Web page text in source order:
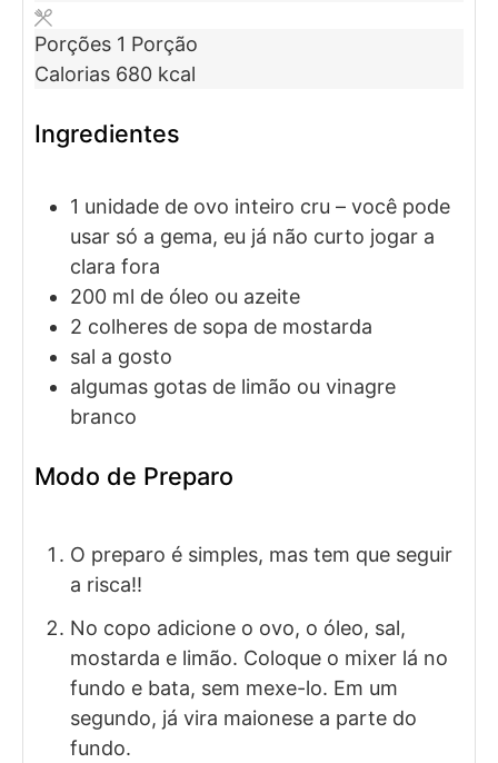
Porções 1 Porção
Calorias 680 kcal
Ingredientes
1 unidade de ovo inteiro cru – você pode
usar só a gema, eu já não curto jogar a
clara fora
200 ml de óleo ou azeite
2 colheres de sopa de mostarda
sal a gosto
algumas gotas de limão ou vinagre
branco
Modo de Preparo
O preparo é simples, mas tem que seguir
a risca!!
No copo adicione o ovo, o óleo, sal,
mostarda e limão. Coloque o mixer lá no
fundo e bata, sem mexe-lo. Em um
segundo, já vira maionese a parte do
fundo.